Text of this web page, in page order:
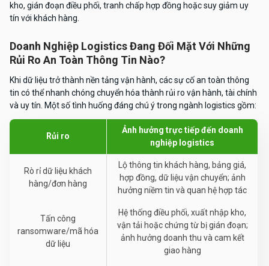
kho, gián đoạn điều phối, tranh chấp hợp đồng hoặc suy giảm uy
tín với khách hàng.
Doanh Nghiệp Logistics Đang Đối Mặt Với Những
Rủi Ro An Toàn Thông Tin Nào?
Khi dữ liệu trở thành nền tảng vận hành, các sự cố an toàn thông
tin có thể nhanh chóng chuyển hóa thành rủi ro vận hành, tài chính
và uy tín. Một số tình huống đáng chú ý trong ngành logistics gồm:
Rủi ro
Ảnh hưởng trực tiếp đến doanh
nghiệp logistics
Rò rỉ dữ liệu khách
hàng/đơn hàng
Lộ thông tin khách hàng, bảng giá,
hợp đồng, dữ liệu vận chuyển; ảnh
hưởng niềm tin và quan hệ hợp tác
Tấn công
ransomware/mã hóa
dữ liệu
Hệ thống điều phối, xuất nhập kho,
vận tải hoặc chứng từ bị gián đoạn;
ảnh hưởng doanh thu và cam kết
giao hàng